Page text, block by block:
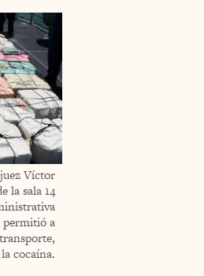
Víctor
la sala 14
permitió a
cocaína.